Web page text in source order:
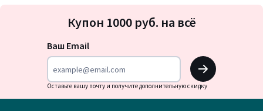
на
Купон 1000 руб. на всё
Ваш Email
OK
Оставьте вашу почту и получите дополнительную скидку